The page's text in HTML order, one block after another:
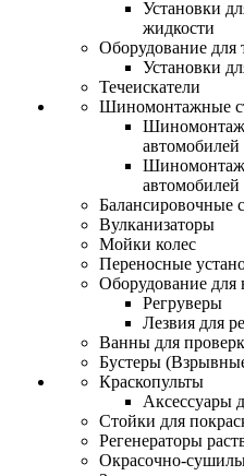
Установки
жидкости
Оборудование для
Установки
Течеискатели
Шиномонтажные
автомобилей
автомобилей
Балансировочные
Вулканизаторы
Мойки колес
Переносные
Оборудование для
Регруверы
Лезвия для
Ванны для
Бустеры
Краскопульты
Аксессуары
Стойки для
Регенераторы
Окрасочно-